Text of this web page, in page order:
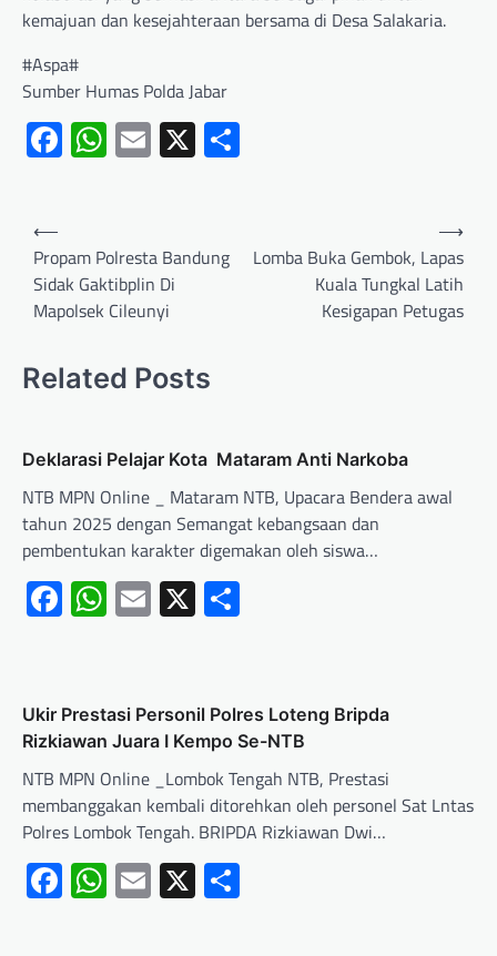
kemajuan dan kesejahteraan bersama di Desa Salakaria.
#Aspa#
Sumber Humas Polda Jabar
Facebook
WhatsApp
Email
X
⟵
Propam Polresta Bandung
Sidak Gaktibplin Di
Mapolsek Cileunyi
Lomba Buka Gembok, Lapas
Kuala Tungkal Latih
Kesigapan Petugas
⟶
Related Posts
Deklarasi Pelajar Kota Mataram Anti Narkoba
NTB MPN Online _ Mataram NTB, Upacara Bendera awal
tahun 2025 dengan Semangat kebangsaan dan
pembentukan karakter digemakan oleh siswa…
Facebook
WhatsApp
Email
X
Ukir Prestasi Personil Polres Loteng Bripda
Rizkiawan Juara I Kempo Se-NTB
NTB MPN Online _Lombok Tengah NTB, Prestasi
membanggakan kembali ditorehkan oleh personel Sat Lntas
Polres Lombok Tengah. BRIPDA Rizkiawan Dwi…
Facebook
WhatsApp
Email
X